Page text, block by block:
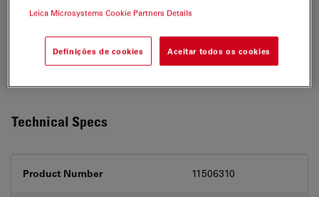
Discover the perfect solution. Explore
your needs.
Technical Specs
Product Number 11506310
Leica Microsystems Cookie Partners Details
Definições de cookies Aceitar todos os cookies